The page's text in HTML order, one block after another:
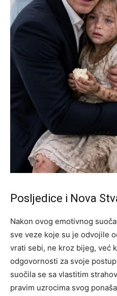
Posljedice i Nova
Nakon ovog emotivnog
sve veze koje su je odvojile
vrati sebi, ne kroz bijeg, već
odgovornosti za svoje
suočila se sa vlastitim
pravim uzrocima svog